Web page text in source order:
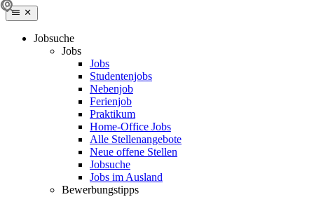
Jobsuche
Jobs
Jobs
Studentenjobs
Nebenjob
Ferienjob
Praktikum
Home-Office Jobs
Alle Stellenangebote
Neue offene Stellen
Jobsuche
Jobs im Ausland
Bewerbungstipps